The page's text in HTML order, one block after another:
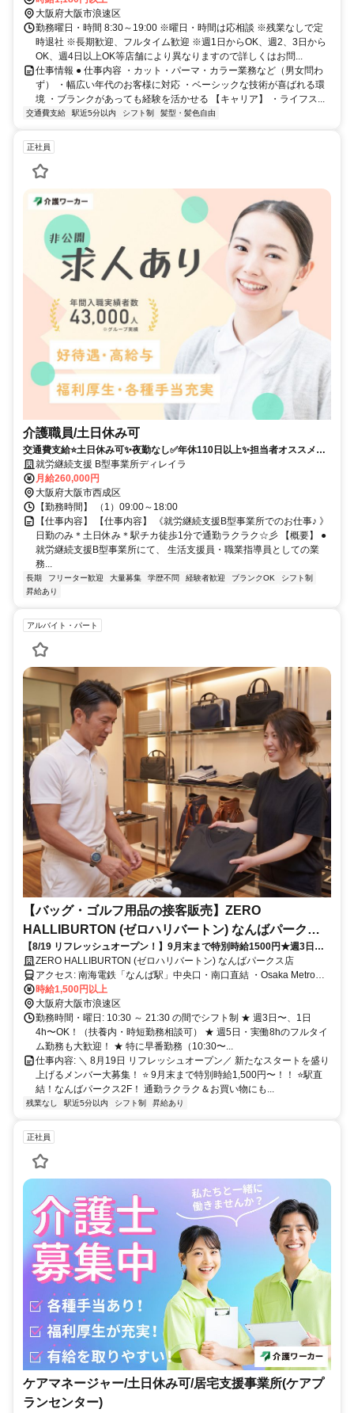
大阪府大阪市浪速区
勤務曜日・時間 8:30～19:00 ※曜日・時間は応相談 ※残業なしで定
時退社 ※長期歓迎、フルタイム歓迎 ※週1日からOK、週2、3日から
OK、週4日以上OK等店舗により異なりますので詳しくはお問...
仕事情報 ● 仕事内容 ・カット・パーマ・カラー業務など（男女問わ
ず） ・幅広い年代のお客様に対応 ・ベーシックな技術が喜ばれる環
境 ・ブランクがあっても経験を活かせる 【キャリア】 ・ライフス...
交通費支給 駅近5分以内 シフト制 髪型・髪色自由
正社員
介護職員/土日休み可
交通費支給⭐️土日休み可✨夜勤なし✅️年休110日以上✨担当者オススメ⭕️
研修支援有✨経験者優遇❗️駅チカ
就労継続支援 B型事業所ディレイラ
月給260,000円
大阪府大阪市西成区
【勤務時間】 （1）09:00～18:00
【仕事内容】 【仕事内容】 《就労継続支援B型事業所でのお仕事♪ 》
日勤のみ＊土日休み＊駅チカ徒歩1分で通勤ラクラク☆彡 【概要】 ●
就労継続支援B型事業所にて、 生活支援員・職業指導員としての業
務...
長期 フリーター歓迎 大量募集 学歴不問 経験者歓迎 ブランクOK
シフト制
昇給あり
アルバイト・パート
【バッグ・ゴルフ用品の接客販売】ZERO
HALLIBURTON (ゼロハリバートン) なんばパークス
店
【8/19 リフレッシュオープン！】9月末まで特別時給1500円★週3日・1
日4h〜短時間＆扶養内OK！社割・制服あり◎未経験・主婦(夫)・学生・
フルタイム歓迎♪
ZERO HALLIBURTON (ゼロハリバートン) なんばパークス店
アクセス: 南海電鉄「なんば駅」中央口・南口直結 ・Osaka Metro御
堂筋線 「なんば駅」南改札口より徒歩約7分 ・近鉄阪神「大阪難波
駅」東改札口より徒歩約9分
時給1,500円以上
大阪府大阪市浪速区
勤務時間・曜日: 10:30 ～ 21:30 の間でシフト制 ★ 週3日〜、1日
4h〜OK！（扶養内・時短勤務相談可） ★ 週5日・実働8hのフルタイ
ム勤務も大歓迎！ ★ 特に早番勤務（10:30〜...
仕事内容: ＼ 8月19日 リフレッシュオープン／ 新たなスタートを盛り
上げるメンバー大募集！ ⭐ 9月末まで特別時給1,500円〜！！ ⭐駅直
結！なんばパークス2F！ 通勤ラクラク＆お買い物にも...
残業なし 駅近5分以内 シフト制 昇給あり
正社員
ケアマネージャー/土日休み可/居宅支援事業所(ケアプ
ランセンター)